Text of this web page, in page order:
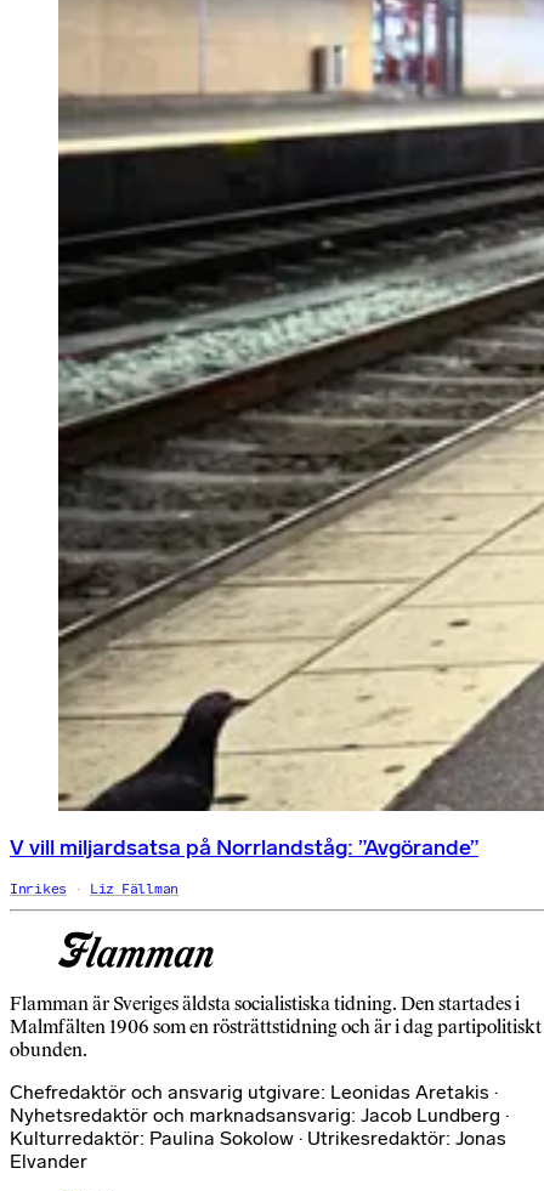
V vill miljardsatsa på Norrlandståg: ”Avgörande”
Inrikes Liz Fällman
Flamman är Sveriges äldsta socialistiska tidning. Den startades i
Malmfälten 1906 som en rösträttstidning och är i dag partipolitiskt
obunden.
Chefredaktör och ansvarig utgivare: Leonidas Aretakis ·
Nyhetsredaktör och marknadsansvarig: Jacob Lundberg ·
Kulturredaktör: Paulina Sokolow · Utrikesredaktör: Jonas
Elvander